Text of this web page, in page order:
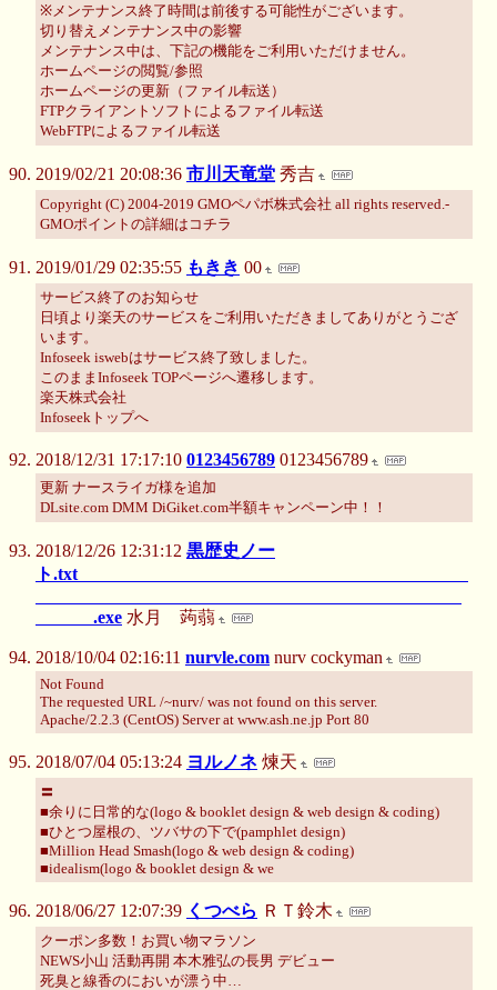
※メンテナンス終了時間は前後する可能性がございます。
切り替えメンテナンス中の影響
メンテナンス中は、下記の機能をご利用いただけません。
ホームページの閲覧/参照
ホームページの更新（ファイル転送）
FTPクライアントソフトによるファイル転送
WebFTPによるファイル転送
2019/02/21 20:08:36 市川天竜堂 秀吉
Copyright (C) 2004-2019 GMOペパボ株式会社 all rights reserved.-
GMOポイントの詳細はコチラ
2019/01/29 02:35:55 もきき 00
サービス終了のお知らせ
日頃より楽天のサービスをご利用いただきましてありがとうござ
います。
Infoseek iswebはサービス終了致しました。
このままInfoseek TOPページへ遷移します。
楽天株式会社
Infoseekトップへ
2018/12/31 17:17:10 0123456789 0123456789
更新 ナースライガ様を追加
DLsite.com DMM DiGiket.com半額キャンペーン中！！
2018/12/26 12:31:12 黒歴史ノー
ト.txt
.exe 水月 蒟蒻
2018/10/04 02:16:11 nurvle.com nurv cockyman
Not Found
The requested URL /~nurv/ was not found on this server.
Apache/2.2.3 (CentOS) Server at www.ash.ne.jp Port 80
2018/07/04 05:13:24 ヨルノネ 煉天
〓
■余りに日常的な(logo & booklet design & web design & coding)
■ひとつ屋根の、ツバサの下で(pamphlet design)
■Million Head Smash(logo & web design & coding)
■idealism(logo & booklet design & we
2018/06/27 12:07:39 くつべら ＲＴ鈴木
クーポン多数！お買い物マラソン
NEWS小山 活動再開 本木雅弘の長男 デビュー
死臭と線香のにおいが漂う中…